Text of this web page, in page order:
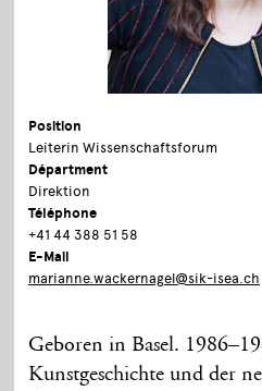
Position
Leiterin Wissenschaftsforum
Départment
Direktion
Téléphone
+41 44 388 51 58
E-Mail
marianne.wackernagel@sik-isea.ch
Geboren in Basel.
Kunstgeschichte und der